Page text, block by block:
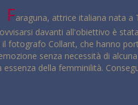
Faraguna, attrice italiana nata a
davanti all'obiettivo è
fotografo Collant, che hanno
senza necessità di
essenza della femminilità.